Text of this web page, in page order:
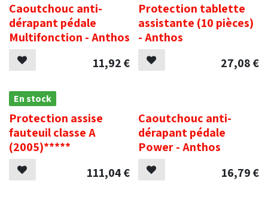
Caoutchouc anti-
dérapant pédale
Multifonction - Anthos
11,92€
Protection tablette
assistante (10 pièces)
- Anthos
27,08€
En stock
Protection assise
fauteuil classe A
(2005)*****
111,04€
Caoutchouc anti-
dérapant pédale
Power - Anthos
16,79€